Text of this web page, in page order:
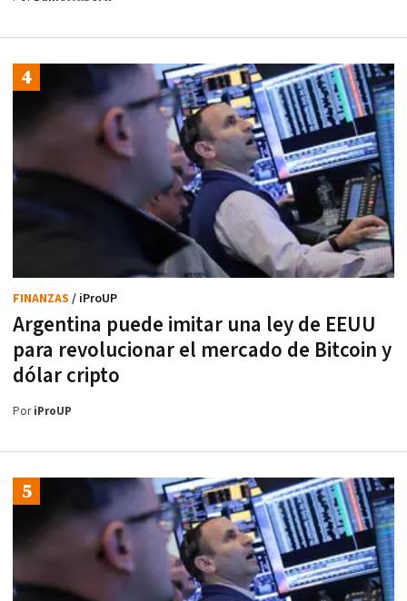
Argentina puede imitar una ley de EEUU
para revolucionar el mercado de Bitcoin y
dólar cripto
FINANZAS / iProUP
PoriProUP